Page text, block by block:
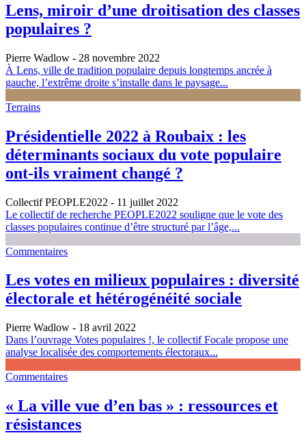
Lens, miroir d’une droitisation des classes
populaires ?
Pierre Wadlow - 28 novembre 2022
À Lens, ville de tradition populaire depuis longtemps ancrée à
gauche, l’extrême droite s’installe dans le paysage...
Terrains
Présidentielle 2022 à Roubaix : les
déterminants sociaux du vote populaire
ont-ils vraiment changé ?
Collectif PEOPLE2022 - 11 juillet 2022
Le collectif de recherche PEOPLE2022 souligne que le vote des
classes populaires continue d’être structuré par l’âge,...
Commentaires
Les votes en milieux populaires : diversité
électorale et hétérogénéité sociale
Pierre Wadlow - 18 avril 2022
Dans l’ouvrage Votes populaires !, le collectif Focale propose une
analyse localisée des comportements électoraux...
Commentaires
« La ville vue d’en bas » : ressources et
résistances